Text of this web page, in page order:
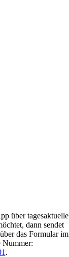
über tagesaktuelle
dann sendet
das Formular im
Nummer:
.